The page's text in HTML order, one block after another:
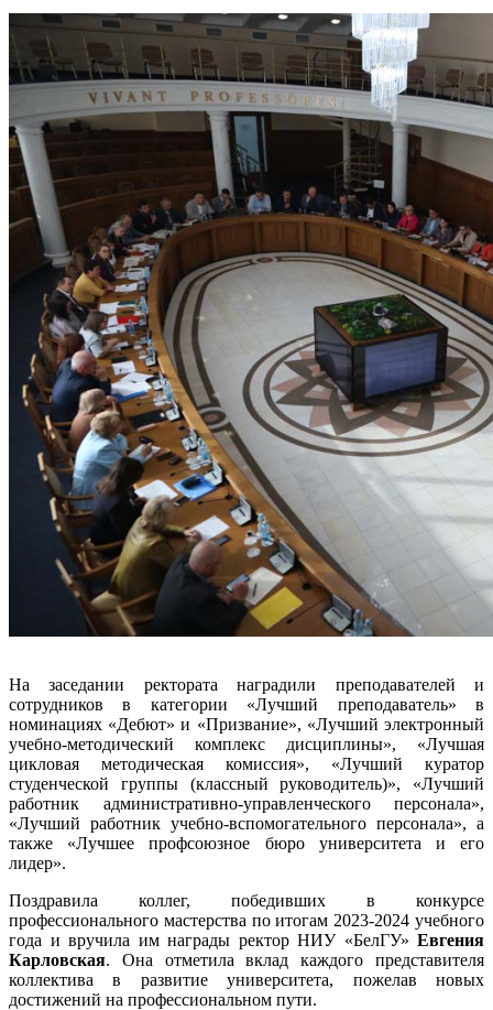
На заседании ректората наградили преподавателей и
сотрудников в категории «Лучший преподаватель» в
номинациях «Дебют» и «Призвание», «Лучший электронный
учебно-методический комплекс дисциплины», «Лучшая
цикловая методическая комиссия», «Лучший куратор
студенческой группы (классный руководитель)», «Лучший
работник административно-управленческого персонала»,
«Лучший работник учебно-вспомогательного персонала», а
также «Лучшее профсоюзное бюро университета и его
лидер».
Поздравила коллег, победивших в конкурсе
профессионального мастерства по итогам 2023-2024 учебного
года и вручила им награды ректор НИУ «БелГУ» Евгения
Карловская. Она отметила вклад каждого представителя
коллектива в развитие университета, пожелав новых
достижений на профессиональном пути.